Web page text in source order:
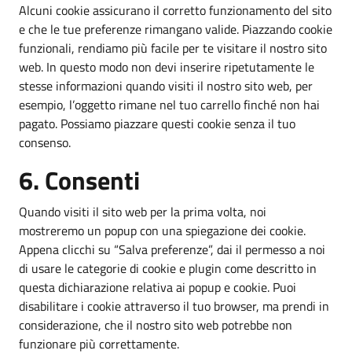
Alcuni cookie assicurano il corretto funzionamento del sito
e che le tue preferenze rimangano valide. Piazzando cookie
funzionali, rendiamo più facile per te visitare il nostro sito
web. In questo modo non devi inserire ripetutamente le
stesse informazioni quando visiti il nostro sito web, per
esempio, l’oggetto rimane nel tuo carrello finché non hai
pagato. Possiamo piazzare questi cookie senza il tuo
consenso.
6. Consenti
Quando visiti il sito web per la prima volta, noi
mostreremo un popup con una spiegazione dei cookie.
Appena clicchi su “Salva preferenze”, dai il permesso a noi
di usare le categorie di cookie e plugin come descritto in
questa dichiarazione relativa ai popup e cookie. Puoi
disabilitare i cookie attraverso il tuo browser, ma prendi in
considerazione, che il nostro sito web potrebbe non
funzionare più correttamente.